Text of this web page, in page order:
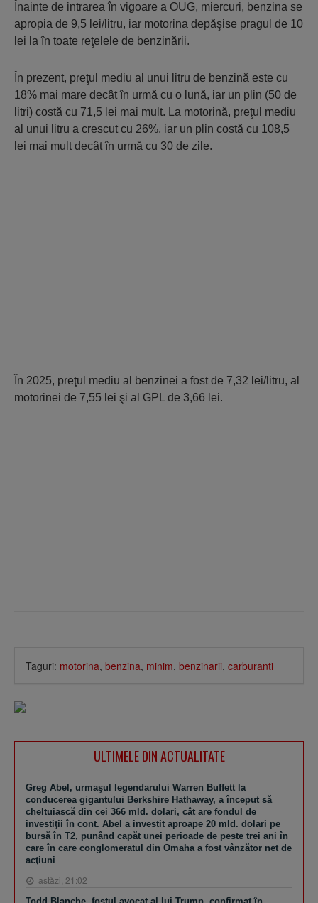
Înainte de intrarea în vigoare a OUG, miercuri, benzina se
apropia de 9,5 lei/litru, iar motorina depăşise pragul de 10
lei la în toate reţelele de benzinării.
În prezent, preţul mediu al unui litru de benzină este cu
18% mai mare decât în urmă cu o lună, iar un plin (50 de
litri) costă cu 71,5 lei mai mult. La motorină, preţul mediu
al unui litru a crescut cu 26%, iar un plin costă cu 108,5
lei mai mult decât în urmă cu 30 de zile.
În 2025, preţul mediu al benzinei a fost de 7,32 lei/litru, al
motorinei de 7,55 lei şi al GPL de 3,66 lei.
Taguri: motorina, benzina, minim, benzinarii, carburanti
ULTIMELE DIN ACTUALITATE
Greg Abel, urmaşul legendarului Warren Buffett la
conducerea gigantului Berkshire Hathaway, a început să
cheltuiască din cei 366 mld. dolari, cât are fondul de
investiţii în cont. Abel a investit aproape 20 mld. dolari pe
bursă în T2, punând capăt unei perioade de peste trei ani în
care în care conglomeratul din Omaha a fost vânzător net de
acţiuni
astăzi, 21:02